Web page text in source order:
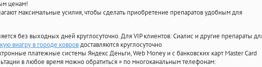
ценам!
максимальные усилия, чтобы сделать приобретение препаратов удобным для
без выходных дней круглосуточно. Для VIP клиентов: Сиалис и другие препараты
виагру в городе ковровдоставляются круглосуточно
платежные системы Яндекс Деньги, Web Money и с банковских карт Master Card
в любое время можно обратиться» по многоканальным телефонам: